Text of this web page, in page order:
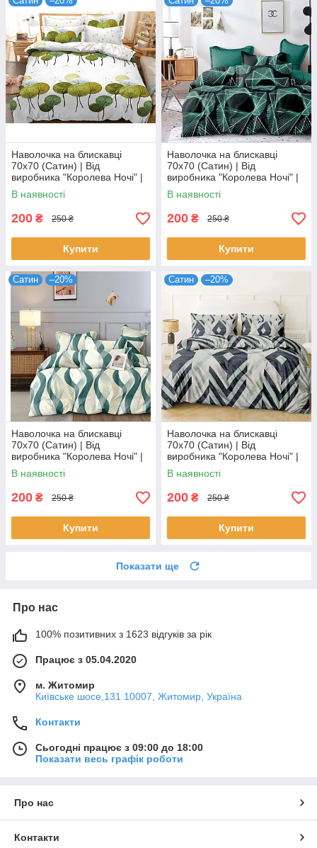
Наволочка на блискавці
70х70 (Сатин) | Від
виробника "Королева Ночі" |
Зелені дерева на білому
В наявності
200 ₴ 250 ₴
Купити
Наволочка на блискавці
70х70 (Сатин) | Від
виробника "Королева Ночі" |
Візерунок на темному та
бірюзовому
В наявності
200 ₴ 250 ₴
Купити
Сатин –20%
Наволочка на блискавці
70х70 (Сатин) | Від
виробника "Королева Ночі" |
Бірюзові хвилі на молочному
В наявності
200 ₴ 250 ₴
Купити
Сатин –20%
Наволочка на блискавці
70х70 (Сатин) | Від
виробника "Королева Ночі" |
Геометричний візерунок
В наявності
200 ₴ 250 ₴
Купити
Показати ще
Про нас
100% позитивних з 1623 відгуків за рік
Працює з 05.04.2020
м. Житомир
Київське шосе,131 10007, Житомир, Україна
Контакти
Сьогодні працює з 09:00 до 18:00
Показати весь графік роботи
Про нас
Контакти